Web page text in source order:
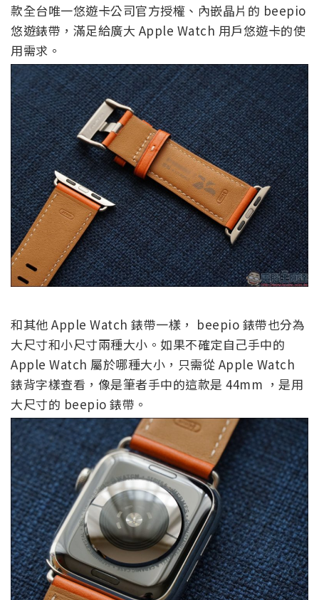
款全台唯一悠遊卡公司官方授權、內嵌晶片的 beepio
悠遊錶帶，滿足給廣大 Apple Watch 用戶悠遊卡的使
用需求。
和其他 Apple Watch 錶帶一樣， beepio 錶帶也分為
大尺寸和小尺寸兩種大小。如果不確定自己手中的
Apple Watch 屬於哪種大小，只需從 Apple Watch
錶背字樣查看，像是筆者手中的這款是 44mm ，是用
大尺寸的 beepio 錶帶。